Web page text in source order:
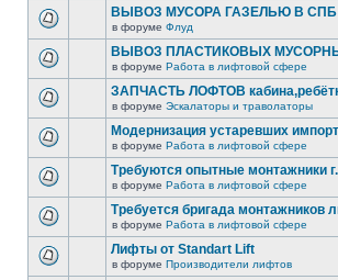
ВЫВОЗ МУСОРА ГАЗЕЛЬЮ В СПБ
в форуме Флуд
ВЫВОЗ ПЛАСТИКОВЫХ
в форуме Работа в лифтовой сфере
ЗАПЧАСТЬ ЛОФТОВ
в форуме Эскалаторы и траволаторы
Модернизация устаревших
в форуме Работа в лифтовой сфере
Требуются опытные монтажники
в форуме Работа в лифтовой сфере
Требуется бригада монтажников
в форуме Работа в лифтовой сфере
Лифты от Standart Lift
в форуме Производители лифтов